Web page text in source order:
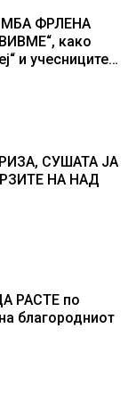
ФРЛЕНА
како
и учесниците
СУШАТА ЈА
НА НАД
РАСТЕ по
благородниот